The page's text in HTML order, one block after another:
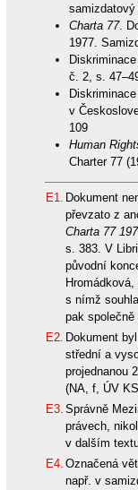
samizdatový
Charta 77.
1977.
č. 2, s.
v
109
Human
Charter 77
E1. Dokument
převzato z
Charta 77
s. 383. V
původní
s nímž
pak
E2. Dokument
střední a
projednanou
(NA, f, ÚV
E3. Správně
právech,
v dalším
E4. Označená
např. v